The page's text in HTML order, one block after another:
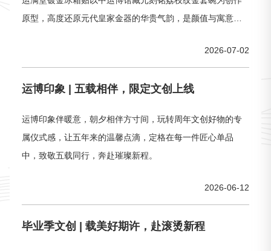
原型，高度还原元代皇家金器的华贵气韵，是颜值与寓意双
莹润透亮，质感厚重高级，立体浮雕荔枝纹路细腻流畅，细
尽显匠心。荔枝寓意硕果累累，金碗象征招财纳福、金运满
2026-07-02
运博印象 | 五载相伴，限定文创上线
运博印象伴暖意，朝夕相伴方寸间，玩转周年文创好物的专
属仪式感，让五年来的温馨点滴，定格在每一件匠心单品
中，致敬五载同行，奔赴璀璨新程。
2026-06-12
毕业季文创 | 载美好期许，赴滚烫新程